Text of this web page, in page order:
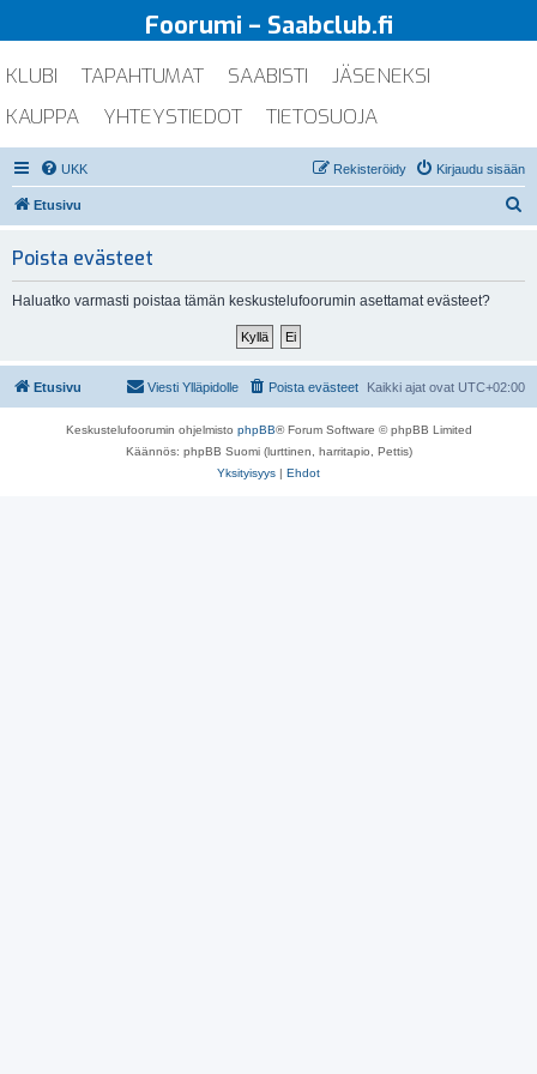
Foorumi – Saabclub.fi
KLUBI TAPAHTUMAT SAABISTI
JÄSENEKSI
KAUPPA
YHTEYSTIEDOT TIETOSUOJA
UKK Kirjaudu sisään
Rekisteröidy
Etusivu
Poista evästeet
Haluatko varmasti poistaa tämän keskustelufoorumin asettamat evästeet?
Etusivu Kaikki ajat ovat UTC+02:00
Poista evästeet
Viesti Ylläpidolle
Keskustelufoorumin ohjelmisto phpBB® Forum Software © phpBB Limited
Käännös: phpBB Suomi (lurttinen, harritapio, Pettis)
Yksityisyys | Ehdot